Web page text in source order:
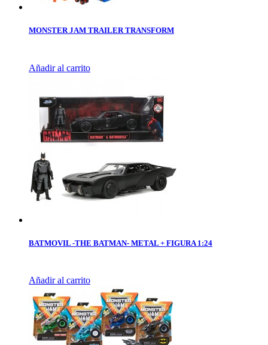
MONSTER JAM TRAILER TRANSFORM
Añadir al carrito
BATMOVIL -THE BATMAN- METAL + FIGURA 1:24
Añadir al carrito